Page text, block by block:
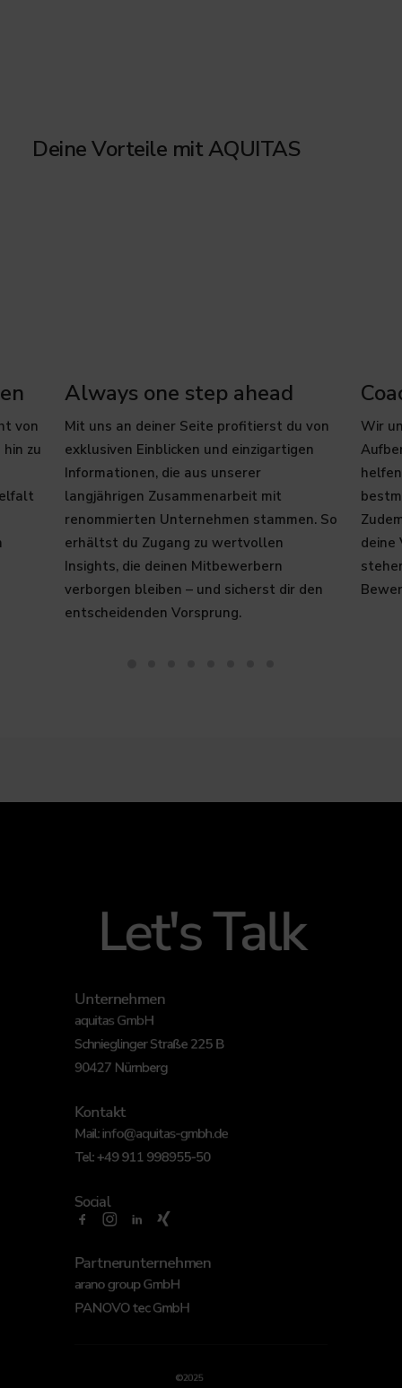
Deine Vorteile mit AQUITAS
von
zu
Always one step ahead
Mit uns an deiner Seite profitierst du von
exklusiven Einblicken und einzigartigen
Informationen, die aus unserer
langjährigen Zusammenarbeit mit
renommierten Unternehmen stammen. So
erhältst du Zugang zu wertvollen
Insights, die deinen Mitbewerbern
verborgen bleiben – und sicherst dir den
entscheidenden Vorsprung.​
Wir
deine
Let's Talk
Unternehmen
aquitas GmbH
Schnieglinger Straße 225 B
90427 Nürnberg
Kontakt
Mail:info@aquitas-gmbh.de
Tel:+49 911 998955-50
Social
Partnerunternehmen
arano group GmbH
PANOVO tec GmbH
©2025